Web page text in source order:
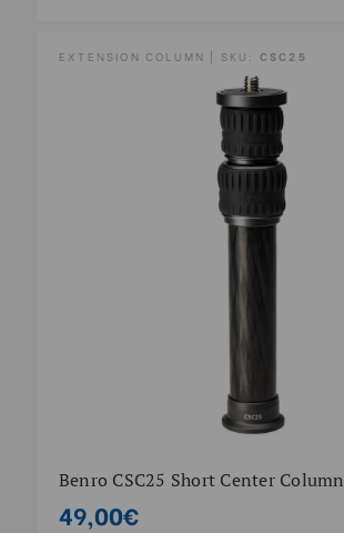
EXTENSION COLUMN | SKU: CSC25
Benro CSC25 Short Center Column
49,00€